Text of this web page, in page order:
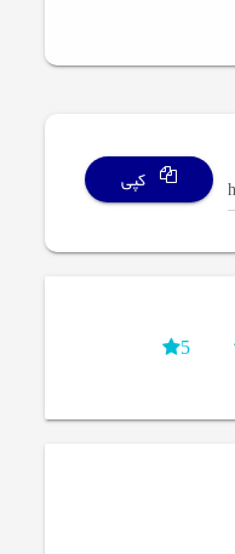
کپی
5